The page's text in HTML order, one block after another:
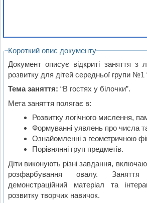
Короткий опис документу
Документ описує відкриті заняття з
розвитку для дітей середньої групи №1
Тема заняття: “В гостях у білочки”.
Мета заняття полягає в:
Розвитку логічного мислення,
Формуванні уявлень про числа
Ознайомленні з геометричною
Порівнянні груп предметів.
Діти виконують різні завдання,
розфарбування овалу.
демонстраційний матеріал та
розвитку творчих навичок.